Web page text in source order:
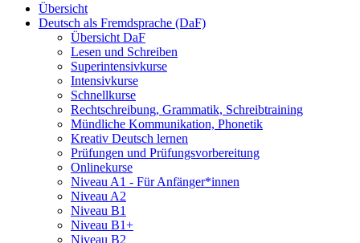
Übersicht
Deutsch als Fremdsprache (DaF)
Übersicht DaF
Lesen und Schreiben
Superintensivkurse
Intensivkurse
Schnellkurse
Rechtschreibung, Grammatik, Schreibtraining
Mündliche Kommunikation, Phonetik
Kreativ Deutsch lernen
Prüfungen und Prüfungsvorbereitung
Onlinekurse
Niveau A1 - Für Anfänger*innen
Niveau A2
Niveau B1
Niveau B1+
Niveau B2